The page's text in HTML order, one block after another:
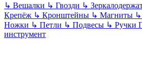
↳ Вешалки ↳ Гвозди ↳
Крепёж ↳ Кронштейны ↳ Магниты ↳
Ножки ↳ Петли ↳ Подвесы ↳ Ручки
инструмент